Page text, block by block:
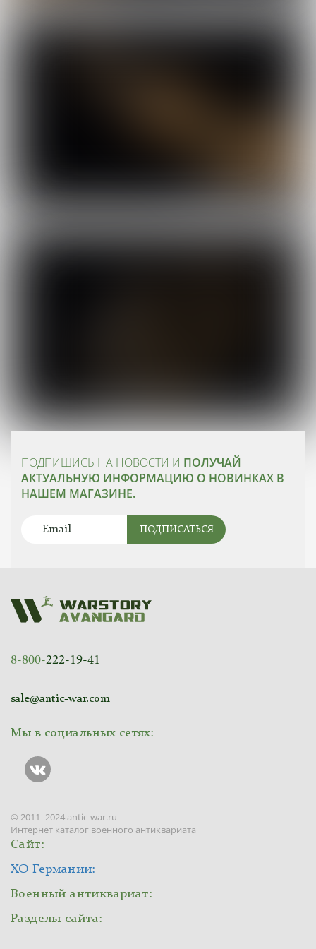
ПОДПИШИСЬ НА НОВОСТИ И ПОЛУЧАЙ
АКТУАЛЬНУЮ ИНФОРМАЦИЮ О НОВИНКАХ В
НАШЕМ МАГАЗИНЕ.
ПОДПИСАТЬСЯ
8-800-222-19-41
sale@antic-war.com
Мы в социальных сетях:
© 2011–2024 antic-war.ru
Интернет каталог военного антиквариата
Сайт:
ХО Германии:
Военный антиквариат:
Разделы сайта: